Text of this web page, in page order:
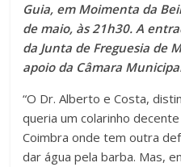
Guia, em Moimenta da
de maio, às 21h30. A
da Junta de Freguesia de
apoio da Câmara
“O Dr. Alberto e Costa,
queria um colarinho
Coimbra onde tem outra
dar água pela barba. Mas,